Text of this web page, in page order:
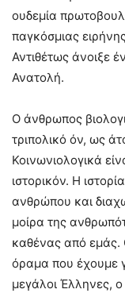
ουδεμία
παγκόσμιας
Αντιθέτως άνοιξε
Ανατολή.
Ο άνθρωπος
τριπολικό όν, ως
Κοινωνιολογικά
ιστορικόν. Η
ανθρώπου και
μοίρα της
καθένας από εμάς.
όραμα που έχουμε
μεγάλοι Έλληνες,